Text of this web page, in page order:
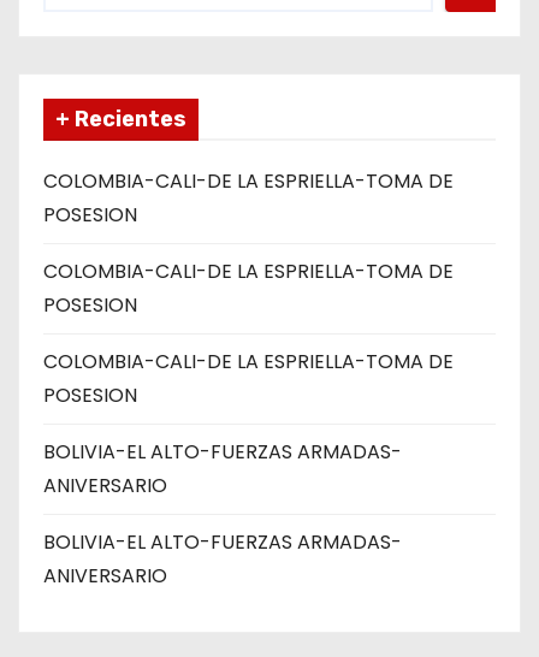
+ Recientes
COLOMBIA-CALI-DE LA ESPRIELLA-TOMA DE
POSESION
COLOMBIA-CALI-DE LA ESPRIELLA-TOMA DE
POSESION
COLOMBIA-CALI-DE LA ESPRIELLA-TOMA DE
POSESION
BOLIVIA-EL ALTO-FUERZAS ARMADAS-
ANIVERSARIO
BOLIVIA-EL ALTO-FUERZAS ARMADAS-
ANIVERSARIO